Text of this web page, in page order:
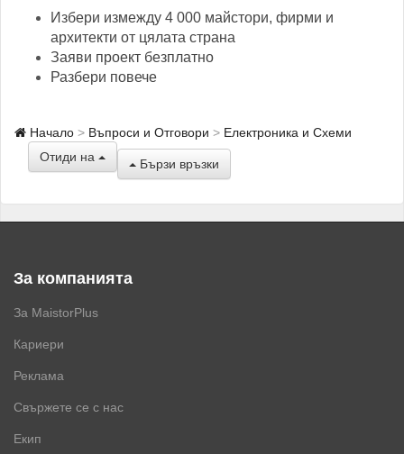
Избери измежду 4 000 майстори, фирми и
архитекти от цялата страна
Заяви проект безплатно
Разбери повече
Начало Въпроси и Отговори
Електроника и Схеми
Отиди на
Бързи връзки
За компанията
За MaistorPlus
Кариери
Реклама
Свържете се с нас
Екип